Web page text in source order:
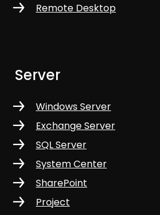
Remote Desktop
Server
Windows Server
Exchange Server
SQL Server
System Center
SharePoint
Project